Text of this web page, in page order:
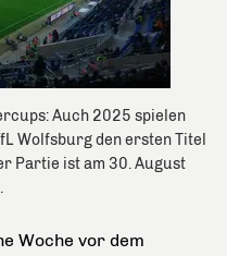
Auch 2025 spielen
Wolfsburg den ersten Titel
Partie ist am 30. August
Woche vor dem